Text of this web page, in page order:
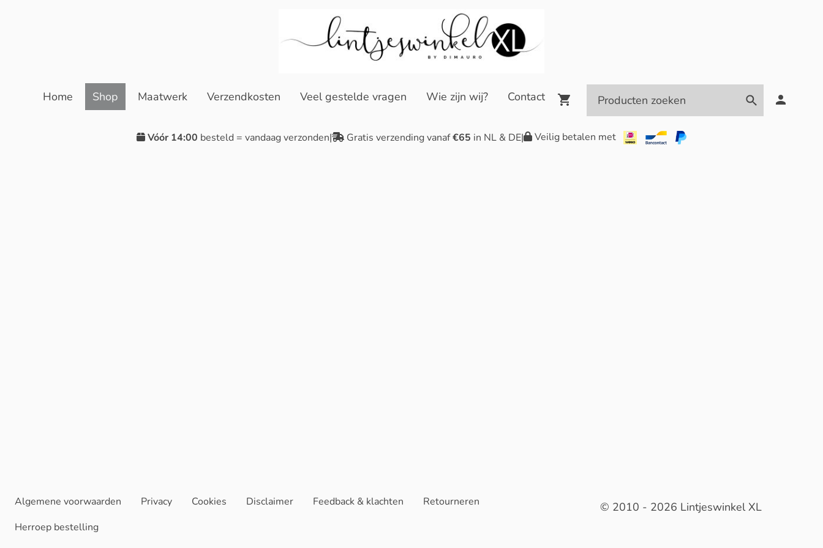
Home Shop Maatwerk Verzendkosten Veel gestelde vragen Wie zijn wij? Contact
Vóór 14:00 besteld = vandaag verzonden| Gratis verzending vanaf€65 in NL & DE| Veilig betalen met
Algemene voorwaarden Privacy Cookies Disclaimer Feedback & klachten
Retourneren
Herroep bestelling
© 2010 - 2026 Lintjeswinkel XL